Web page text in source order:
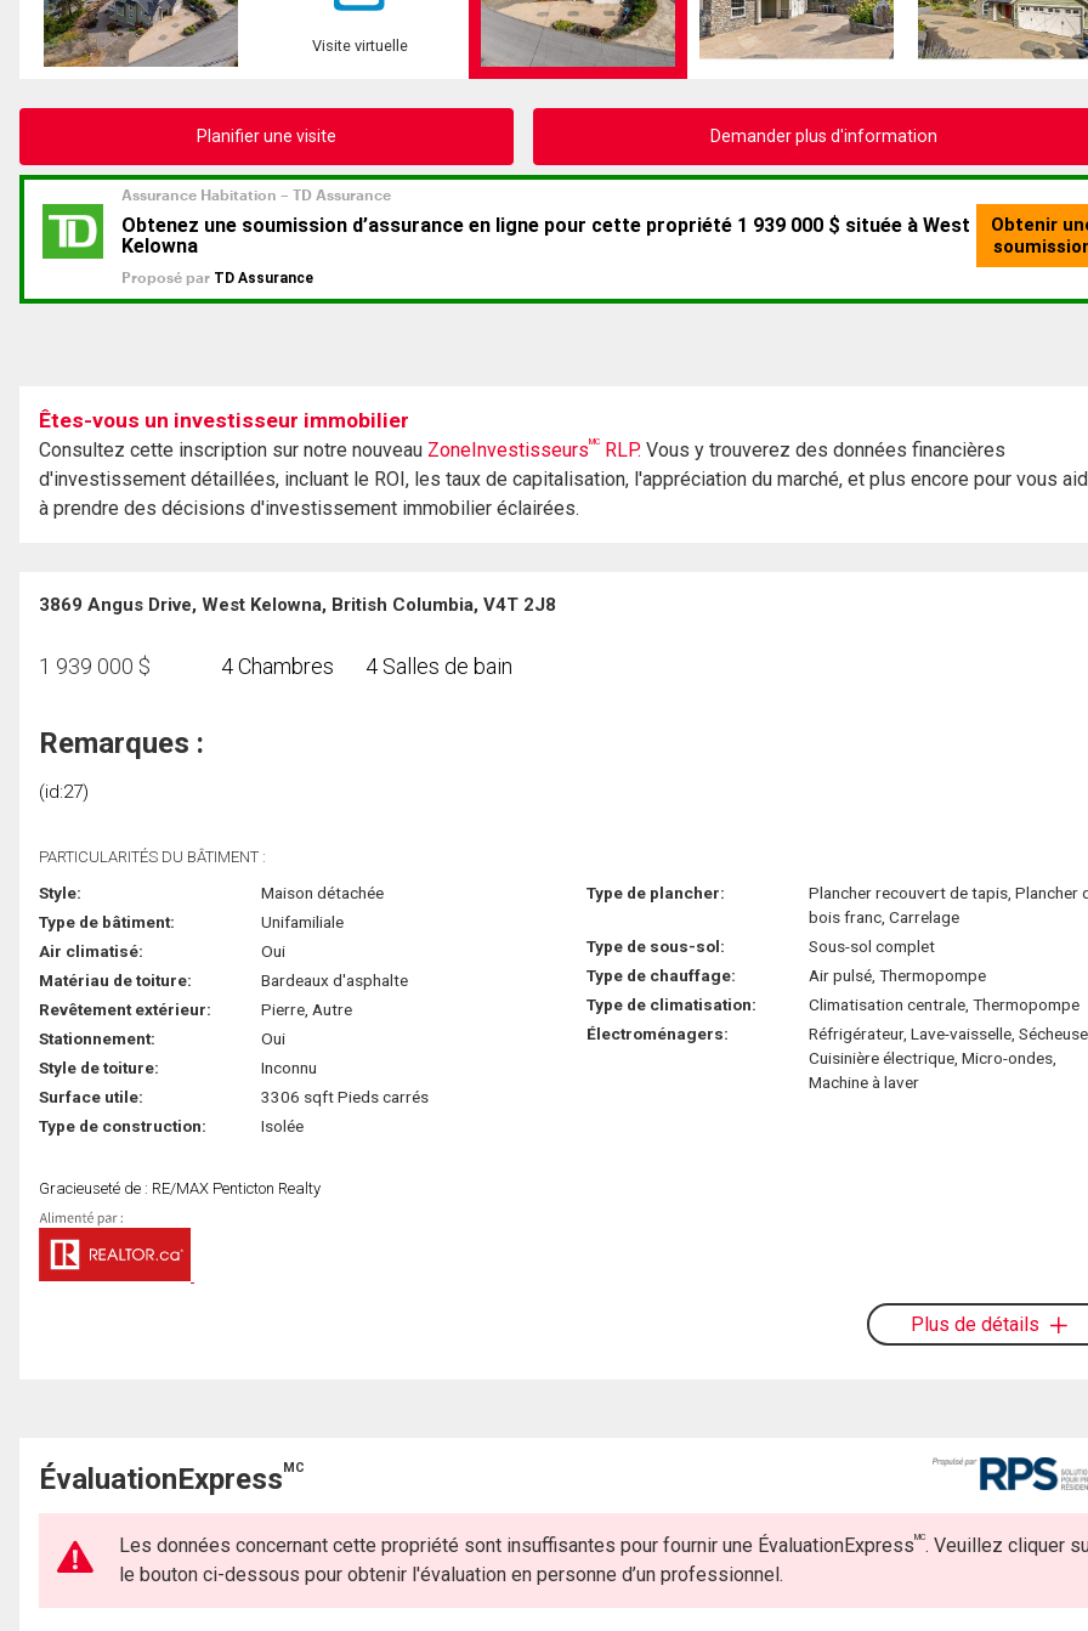
Visite virtuelle
Planifier une visite Demander plus d'information
Êtes-vous un investisseur immobilier
Consultez cette inscription sur notre nouveau ZoneInvestisseursMC RLP. Vous y trouverez des données financières
d'investissement détaillées, incluant le ROI, les taux de capitalisation, l'appréciation du marché, et plus encore pour vous
à prendre des décisions d'investissement immobilier éclairées.
3869 Angus Drive, West Kelowna, British Columbia, V4T 2J8
1 939 000 $ 4 Chambres 4 Salles de bain
Remarques :
(id:27)
PARTICULARITÉS DU BÂTIMENT :
Style:
Maison détachée
Type de bâtiment:
Unifamiliale
Air climatisé:
Oui
Matériau de toiture:
Bardeaux d'asphalte
Revêtement extérieur:
Pierre, Autre
Stationnement:
Oui
Style de toiture:
Inconnu
Surface utile:
3306 sqft Pieds carrés
Type de construction:
Isolée
Type de plancher:
Plancher recouvert de tapis, Plancher
bois franc, Carrelage
Type de sous-sol:
Sous-sol complet
Type de chauffage:
Air pulsé, Thermopompe
Type de climatisation:
Climatisation centrale, Thermopompe
Électroménagers:
Réfrigérateur, Lave-vaisselle,
Cuisinière électrique, Micro-ondes,
Machine à laver
Gracieuseté de : RE/MAX Penticton Realty
Plus de détails
ÉvaluationExpressMC
Les données concernant cette propriété sont insuffisantes pour fournir une ÉvaluationExpressMC. Veuillez cliquer
le bouton ci-dessous pour obtenir l'évaluation en personne d’un professionnel.